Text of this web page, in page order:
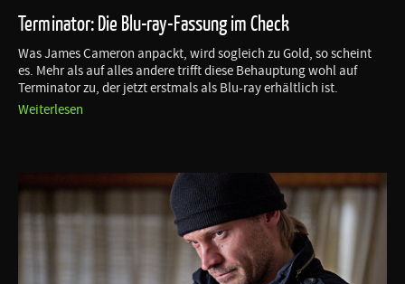
Terminator: Die Blu-ray-Fassung im Check
Was James Cameron anpackt, wird sogleich zu Gold, so scheint
es. Mehr als auf alles andere trifft diese Behauptung wohl auf
Terminator zu, der jetzt erstmals als Blu-ray erhältlich ist.
Weiterlesen